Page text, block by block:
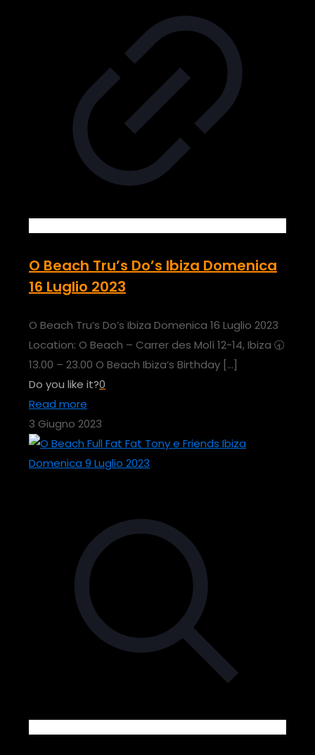
O Beach Tru’s Do’s Ibiza Domenica
16 Luglio 2023
O Beach Tru’s Do’s Ibiza Domenica 16 Luglio 2023
Location: O Beach – Carrer des Molí 12-14, Ibiza 🕣
13.00 – 23.00 O Beach Ibiza’s Birthday […]
Do you like it?0
Read more
3 Giugno 2023